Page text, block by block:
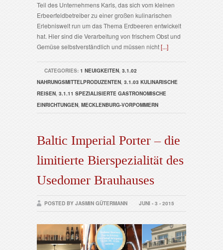
Teil des Unternehmens Karls, das sich vom kleinen
Erbeerfeldbetreiber zu einer großen kulinarischen
Erlebniswelt run um das Thema Erdbeeren entwickelt
hat. Hier sind die Verarbeitung von frischem Obst und
Gemüse selbstverständlich und müssen nicht[...]
CATEGORIES: 1 NEUIGKEITEN, 3.1.02
NAHRUNGSMITTELPRODUZENTEN, 3.1.03 KULINARISCHE
REISEN, 3.1.11 SPEZIALISIERTE GASTRONOMISCHE
EINRICHTUNGEN, MECKLENBURG-VORPOMMERN
Baltic Imperial Porter – die
limitierte Bierspezialität des
Usedomer Brauhauses
POSTED BY JASMIN GÜTERMANN JUNI - 3 - 2015